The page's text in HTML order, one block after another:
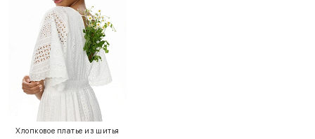
Хлопковое платье из шитья
INT RUS
XS 40-42